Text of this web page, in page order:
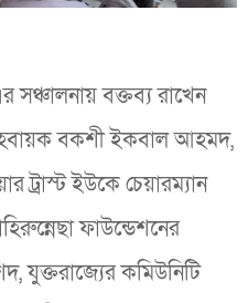
সঞ্চালনায় বক্তব্য রাখেন
বকশী ইকবাল আহমদ,
ট্রাস্ট ইউকে চেয়ারম্যান
ফাউন্ডেশনের
যুক্তরাজ্যের কমিউনিটি